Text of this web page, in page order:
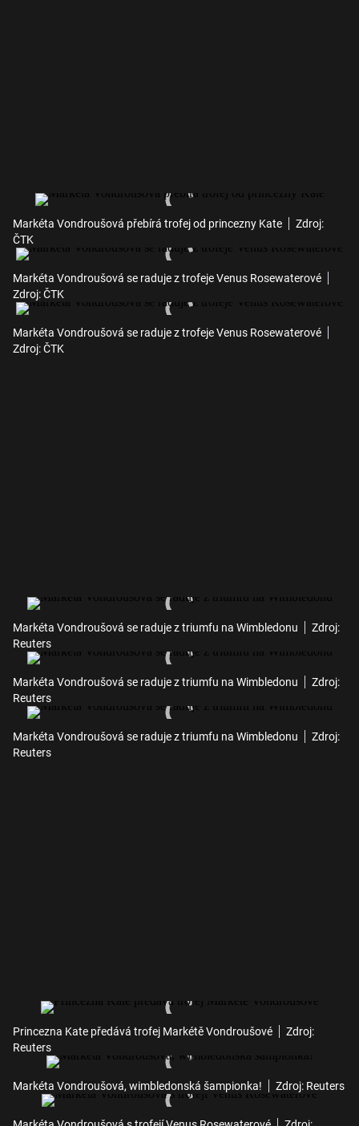
Markéta Vondroušová přebírá trofej od princezny Kate
Zdroj:
ČTK
Markéta Vondroušová se raduje z trofeje Venus Rosewaterové
Zdroj: ČTK
Markéta Vondroušová se raduje z trofeje Venus Rosewaterové
Zdroj: ČTK
Markéta Vondroušová se raduje z triumfu na Wimbledonu
Zdroj:
Reuters
Markéta Vondroušová se raduje z triumfu na Wimbledonu
Zdroj:
Reuters
Markéta Vondroušová se raduje z triumfu na Wimbledonu
Zdroj:
Reuters
Princezna Kate předává trofej Markétě Vondroušové
Zdroj:
Reuters
Markéta Vondroušová, wimbledonská šampionka! Zdroj: Reuters